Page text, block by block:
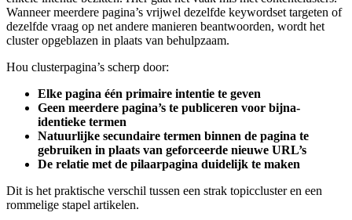
Wanneer meerdere pagina’s vrijwel dezelfde keywordset targeten of
dezelfde vraag op net andere manieren beantwoorden, wordt het
cluster opgeblazen in plaats van behulpzaam.
Hou clusterpagina’s scherp door:
Elke pagina één primaire intentie te geven
Geen meerdere pagina’s te publiceren voor bijna-
identieke termen
Natuurlijke secundaire termen binnen de pagina te
gebruiken in plaats van geforceerde nieuwe URL’s
De relatie met de pilaarpagina duidelijk te maken
Dit is het praktische verschil tussen een strak topiccluster en een
rommelige stapel artikelen.